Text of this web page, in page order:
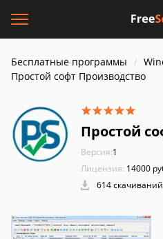
Бесплатные программы
Простой софт Производство
Простой
Версия:1
Лицензия: 14000
614 скачиваний